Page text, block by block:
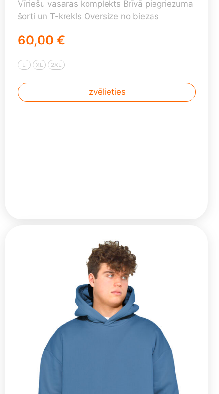
Vīriešu vasaras komplekts Brīvā piegriezuma
šorti un T-krekls Oversize no biezas
elastāns Komplekts veidots no: Šorti M
M/L (garums 73 cm, platums 61 cm) Šorti L
M/L (garums 73 cm, platums 61 cm) Šorti ...
Lasīt tālāk
60,00 €
L XL 2XL
Izvēlieties